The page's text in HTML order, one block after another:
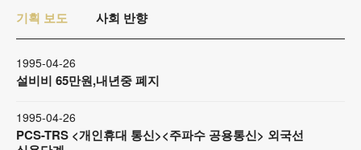
키웠고, 한국이 세계적인 IT강국으로 거듭나게 하는 발판을 마
련했다.
기획 보도 사회 반향
1995-04-26
설비비 65만원,내년중 폐지
1995-04-26
PCS-TRS <개인휴대 통신><주파수 공용통신> 외국선